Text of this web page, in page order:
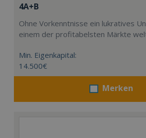
4A+B
Ohne Vorkenntnisse ein lukratives
einem der profitabelsten Märkte
Min. Eigenkapital:
14.500€
Merken